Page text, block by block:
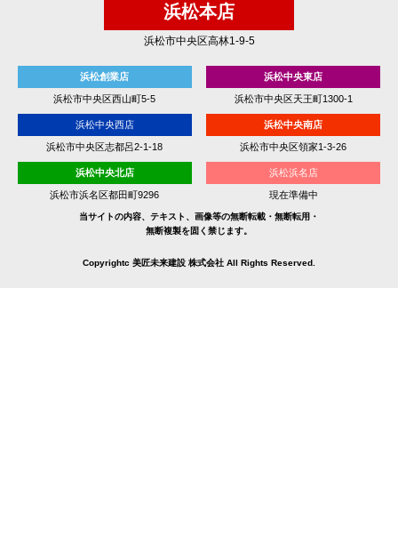
浜松本店
浜松市中央区高林1-9-5
浜松創業店
浜松市中央区西山町5-5
浜松中央東店
浜松市中央区天王町1300-1
浜松中央西店
浜松市中央区志都呂2-1-18
浜松中央南店
浜松市中央区領家1-3-26
浜松中央北店
浜松市浜名区都田町9296
浜松浜名店
現在準備中
当サイトの内容、テキスト、画像等の無断転載・無断転用・
無断複製を固く禁じます。
Copyrightc 美匠未来建設 株式会社 All Rights Reserved.